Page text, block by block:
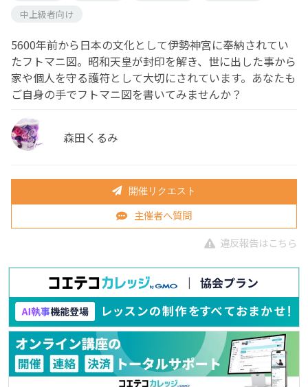
中上級者向け
5600年前から日本の文化として伊勢神宮に奉納されてい
たフトマニ図。昭和天皇が封印を解き、世に出した事から
家や個人を守る護符として大切にされています。あなたも
ご自身の手でフトマニ図を書いてみませんか？
森田くるみ
開催リクエスト
主催者へ質問
違反報告はこちら